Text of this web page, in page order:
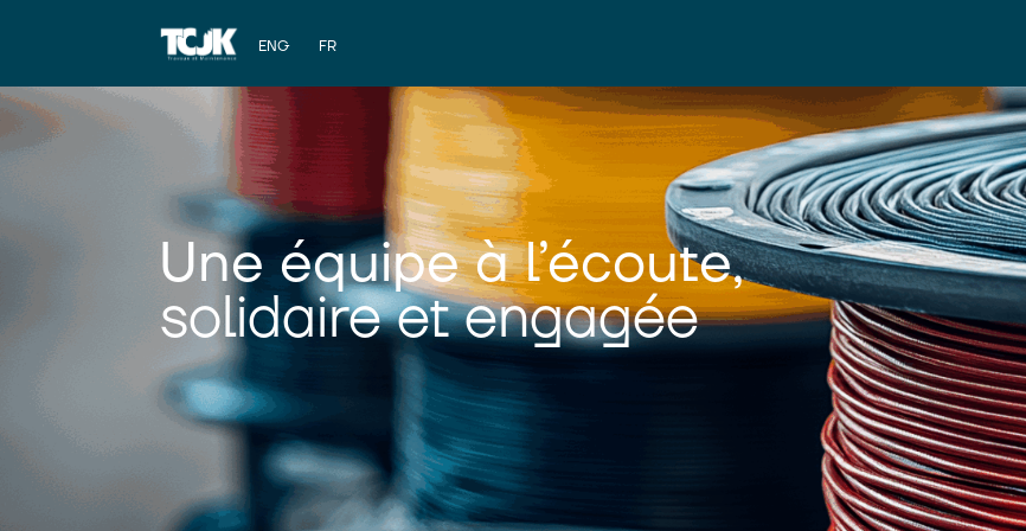
ENG FR
Une équipe à l’écoute,
solidaire et engagée